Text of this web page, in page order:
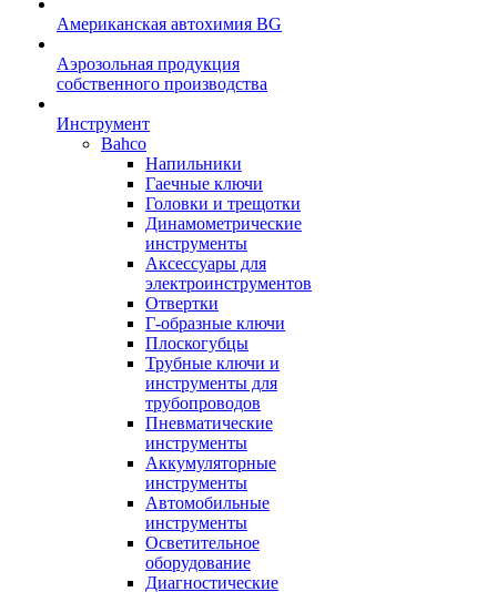
Американская автохимия BG
Аэрозольная продукция
собственного производства
Инструмент
Bahco
Напильники
Гаечные ключи
Головки и трещотки
Динамометрические
инструменты
Аксессуары для
электроинструментов
Отвертки
Г-образные ключи
Плоскогубцы
Трубные ключи и
инструменты для
трубопроводов
Пневматические
инструменты
Аккумуляторные
инструменты
Автомобильные
инструменты
Осветительное
оборудование
Диагностические